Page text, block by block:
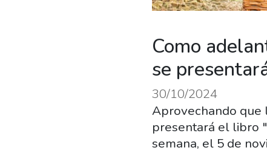
Como
se
30/10/2024
Aprovechando que
presentará el libro
semana, el 5 de